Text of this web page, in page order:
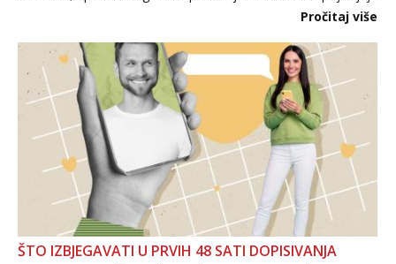
i brojni krivotvoreni proizvodi, nepouzdane internetske
Pročitaj više
ŠTO IZBJEGAVATI U PRVIH 48 SATI DOPISIVANJA